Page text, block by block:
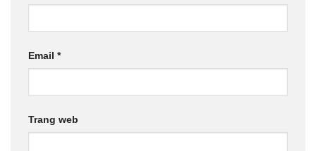
Email *
Trang web